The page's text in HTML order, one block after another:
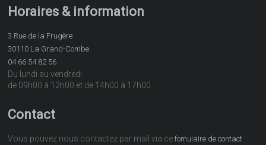
Horaires & information
3 Rue de la Frugère
30110 La Grand-Combe
04 66 54 82 56
Du lundi au vendredi
de 09h00 à 12h00 et de 14h00 à 17h00
Contact
Vous pouvez nous contactez par mail via cefomulaire de contact